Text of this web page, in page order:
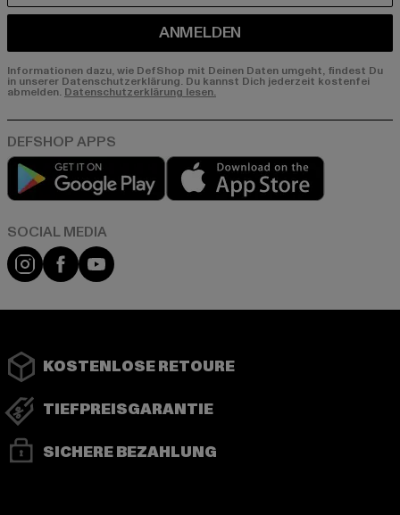
ANMELDEN
Informationen dazu, wie DefShop mit Deinen Daten umgeht, findest Du
in unserer Datenschutzerklärung. Du kannst Dich jederzeit kostenfei
abmelden. Datenschutzerklärung lesen.
Play market
Instagram
FacebookYouTube
KOSTENLOSE RETOURE
TIEFPREISGARANTIE
SICHERE BEZAHLUNG